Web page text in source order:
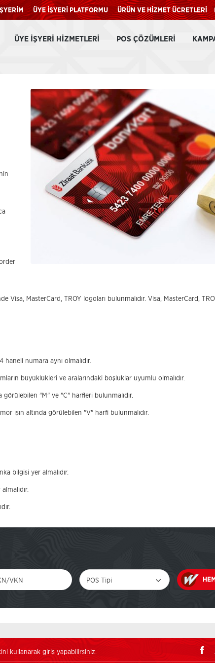
ÜYE İŞYERİ PLATFORMU ÜRÜN VE HİZMET ÜCRETLERİ
ÜYE İŞYERI HIZMETLERI POS ÇÖZÜMLERI
Visa, MasterCard, TROY logoları bulunmalıdır. Visa, MasterCard,
numara aynı olmalıdır.
büyüklükleri ve aralarındaki boşluklar uyumlu olmalıdır.
"M" ve "C" harfleri bulunmalıdır.
ışın altında görülebilen "V" harfi bulunmalıdır.
bilgisi yer almalıdır.
POS Tipi
kullanarak giriş yapabilirsiniz.